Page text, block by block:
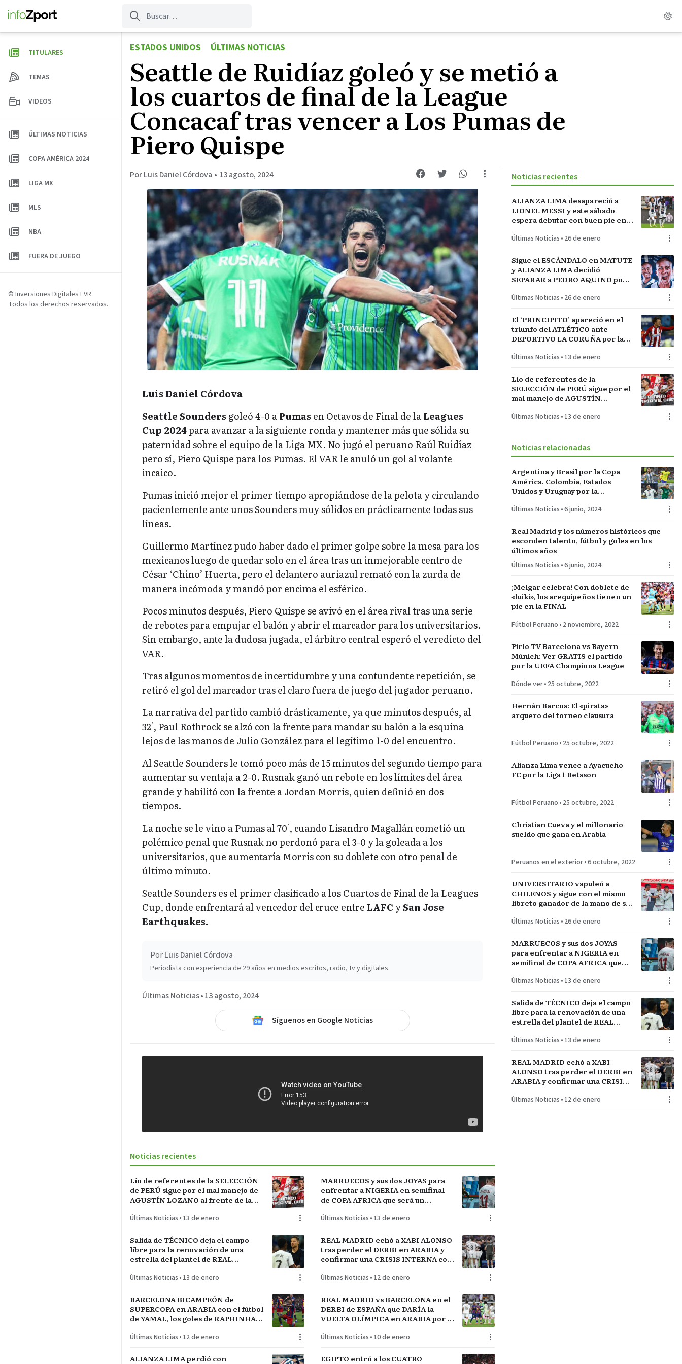
contenido
ESTADOS UNIDOS ÚLTIMAS NOTICIAS
Seattle de Ruidíaz goleó y se metió a
los cuartos de final de la League
Concacaf tras vencer a Los Pumas de
Piero Quispe
Por Luis Daniel Córdova • 13 agosto, 2024
Luis Daniel Córdova
Seattle Sounders goleó 4-0 aPumas en Octavos de Final de laLeagues
Cup 2024para avanzar a la siguiente ronda y mantener más que sólida su
paternidad sobre el equipo de la Liga MX. No jugó el peruano Raúl Ruidíaz
pero sí, Piero Quispe para los Pumas. El VAR le anuló un gol al volante
incaico.
Pumas inició mejor el primer tiempo apropiándose de la pelota y circulando
pacientemente ante unos Sounders muy sólidos en prácticamente todas sus
líneas.
Guillermo Martínez pudo haber dado el primer golpe sobre la mesa para los
mexicanos luego de quedar solo en el área tras un inmejorable centro de
César ‘Chino’ Huerta, pero el delantero auriazul remató con la zurda de
manera incómoda y mandó por encima el esférico.
Pocos minutos después, Piero Quispe se avivó en el área rival tras una serie
de rebotes para empujar el balón y abrir el marcador para los universitarios.
Sin embargo, ante la dudosa jugada, el árbitro central esperó el veredicto del
VAR.
Tras algunos momentos de incertidumbre y una contundente repetición, se
retiró el gol del marcador tras el claro fuera de juego del jugador peruano.
La narrativa del partido cambió drásticamente, ya que minutos después, al
32′, Paul Rothrock se alzó con la frente para mandar su balón a la esquina
lejos de las manos de Julio González para el legítimo 1-0 del encuentro.
Al Seattle Sounders le tomó poco más de 15 minutos del segundo tiempo para
aumentar su ventaja a 2-0. Rusnak ganó un rebote en los límites del área
grande y habilitó con la frente a Jordan Morris, quien definió en dos
tiempos.
La noche se le vino a Pumas al 70′, cuando Lisandro Magallán cometió un
polémico penal que Rusnak no perdonó para el 3-0 y la goleada a los
universitarios, que aumentaría Morris con su doblete con otro penal de
último minuto.
Seattle Sounders es el primer clasificado a los Cuartos de Final de la Leagues
Cup, donde enfrentará al vencedor del cruce entre LAFC ySan Jose
Earthquakes.
PorLuis Daniel Córdova
Periodista con experiencia de 29 años en medios escritos, radio, tv y digitales.
Últimas Noticias•13 agosto, 2024
Síguenos en Google Noticias
Noticias recientes
Lío de referentes de la SELECCIÓN
de PERÚ sigue por el mal manejo de
AGUSTÍN LOZANO al frente de la
Últimas Noticias • 13 de enero
MARRUECOS y sus dos JOYAS para
enfrentar a NIGERIA en semifinal
de COPA AFRICA que será un
reservado
Últimas Noticias • 13 de enero
Salida de TÉCNICO deja el campo
libre para la renovación de una
estrella del plantel de REAL
Últimas Noticias • 13 de enero
REAL MADRID echó a XABI ALONSO
tras perder el DERBI en ARABIA y
confirmar una CRISIS INTERNA con
Últimas Noticias • 12 de enero
BARCELONA BICAMPEÓN de
SUPERCOPA en ARABIA con el fútbol
de YAMAL, los goles de RAPHINHA y
Últimas Noticias • 12 de enero
REAL MADRID vs BARCELONA en el
DERBI de ESPAÑA que DARÍA la
VUELTA OLÍMPICA en ARABIA por el
Últimas Noticias • 10 de enero
ALIANZA LIMA perdió con
EGIPTO entró a los CUATRO
Noticias recientes
ALIANZA LIMA desapareció a
LIONEL MESSI y este sábado
espera debutar con buen pie en
Últimas Noticias • 26 de enero
Sigue el ESCÁNDALO en MATUTE
y ALIANZA LIMA decidió
SEPARAR a PEDRO AQUINO por
MONTEVIDEO
Últimas Noticias • 26 de enero
El ‘PRINCIPITO’ apareció en el
triunfo del ATLÉTICO ante
DEPORTIVO LA CORUÑA por la
Últimas Noticias • 13 de enero
Lío de referentes de la
SELECCIÓN de PERÚ sigue por el
mal manejo de AGUSTÍN
FEDERACIÓN PERUANA de
Últimas Noticias • 13 de enero
Noticias relacionadas
Argentina y Brasil por la Copa
América. Colombia, Estados
Unidos y Uruguay por la
pelea…
Últimas Noticias •6 junio, 2024
Real Madrid y los números históricos que
esconden talento, fútbol y goles en los
últimos años
Últimas Noticias •6 junio, 2024
¡Melgar celebra! Con doblete de
«luiki», los arequipeños tienen un
pie en la FINAL
Fútbol Peruano • 2 noviembre, 2022
Pirlo TV Barcelona vs Bayern
Múnich: Ver GRATIS el partido
por la UEFA Champions League
Dónde ver• 25 octubre, 2022
Hernán Barcos: El «pirata»
arquero del torneo clausura
Fútbol Peruano • 25 octubre, 2022
Alianza Lima vence a Ayacucho
FC por la Liga 1 Betsson
Fútbol Peruano • 25 octubre, 2022
Christian Cueva y el millonario
sueldo que gana en Arabia
Peruanos en el exterior•6 octubre, 2022
UNIVERSITARIO vapuleó a
CHILENOS y sigue con el mismo
libreto ganador de la mano de su
RABANAL
Últimas Noticias • 26 de enero
MARRUECOS y sus dos JOYAS
para enfrentar a NIGERIA en
semifinal de COPA AFRICA que
pronóstico reservado
Últimas Noticias • 13 de enero
Salida de TÉCNICO deja el campo
libre para la renovación de una
estrella del plantel de REAL
Últimas Noticias • 13 de enero
REAL MADRID echó a XABI
ALONSO tras perder el DERBI en
ARABIA y confirmar una CRISIS
referentes del plantel
Últimas Noticias • 12 de enero
TITULARES
TEMAS
VIDEOS
ÚLTIMAS NOTICIAS
COPA AMÉRICA 2024
LIGA MX
MLS
NBA
FUERA DE JUEGO
© Inversiones Digitales FVR.
Todos los derechos reservados.